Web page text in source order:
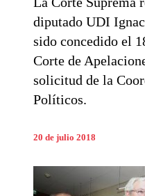
diputado UDI
sido concedido el
Corte de
solicitud de la
Políticos.
20 de julio 2018